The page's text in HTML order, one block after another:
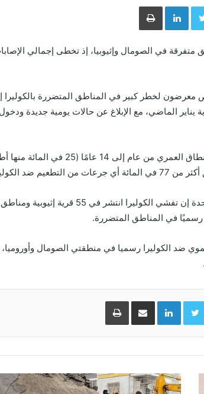
Twitter
LinkedInطباعة
في الصومال وإثيوبيا، إذ تخطى إجمالي
لخطر كبير في المناطق المتضررة بالكوليرا
30 في المائة منذ بداية يناير الماضي، مع الإبلاغ عن حالات يومية جديدة ودخول
وذكرت أن الوفيات المبلغ عنها تقع في الغالب ضمن النطاق العمري من عام إلى 14 عامًا
ضد الكوليرا.
ووفق تقرير نُشر أواخر العام الماضي، قالت الأمم المتحدة إن تفشي الكوليرا انتشر في 55
رسميًا في المناطق المتضررة.
ضد الكوليرا رسميا في منطقتي الصومال وأوروميا،
Twitter
LinkedInمشاركة عبر البريد طباعة